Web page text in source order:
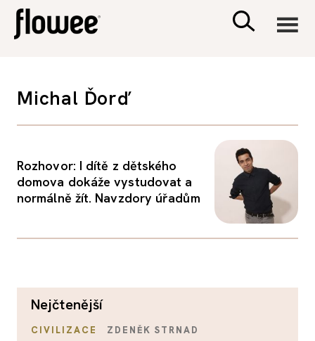
PSYCHOLOGIE
RODINA A DĚTI
PORADNA
Michal Ďorď
Rozhovor: I dítě z dětského
domova dokáže vystudovat a
normálně žít. Navzdory úřadům
nejčtenější
CIVILIZACE ZDENĚK STRNAD